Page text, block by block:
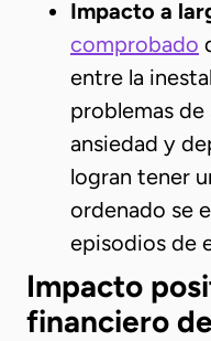
Impacto a
comprobado
entre la
problemas
ansiedad y
logran tener
ordenado se
episodios de
Impacto
financiero